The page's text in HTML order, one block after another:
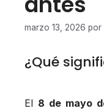
marzo 13, 2026 por
¿Qué
El 8 de mayo